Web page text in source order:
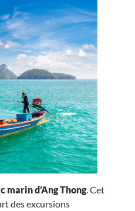
marin d’Ang Thong. Cet
des excursions